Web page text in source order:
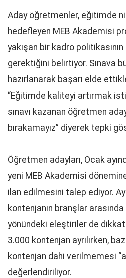
Aday öğretmenler, eğitimde
hedefleyen MEB Akademisi
yakışan bir kadro
gerektiğini belirtiyor. Sınava
hazırlanarak başarı elde
“Eğitimde kaliteyi artırmak
sınavı kazanan öğretmen
bırakamayız” diyerek tepki
Öğretmen adayları, Ocak
yeni MEB Akademisi
ilan edilmesini talep ediyor.
kontenjanın branşlar arasında
yönündeki eleştiriler de dikkat
3.000 kontenjan ayrılırken,
kontenjan dahi verilmemesi
değerlendiriliyor.